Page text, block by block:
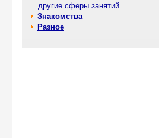
другие сферы занятий
Знакомства
Разное